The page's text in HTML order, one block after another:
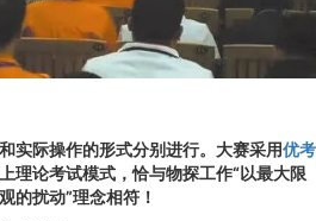
实际操作的形式分别进行。大赛采用优考
理论考试模式，恰与物探工作“以最大限
的扰动”理念相符！